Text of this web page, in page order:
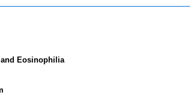
Eosinophilia